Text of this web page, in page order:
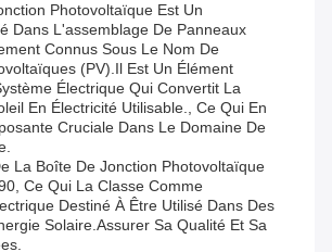
Photovoltaïque Est Un
Dans L'assemblage De Panneaux
Connus Sous Le Nom De
(PV).Il Est Un Élément
Électrique Qui Convertit La
En Électricité Utilisable., Ce Qui En
Cruciale Dans Le Domaine De
La Boîte De Jonction Photovoltaïque
Ce Qui La Classe Comme
Destiné À Être Utilisé Dans Des
Solaire.assurer Sa Qualité Et Sa